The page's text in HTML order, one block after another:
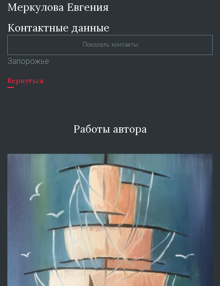
Меркулова Евгения
Контактные данные
Показать контакты
Запорожье
Вернуться
Работы автора